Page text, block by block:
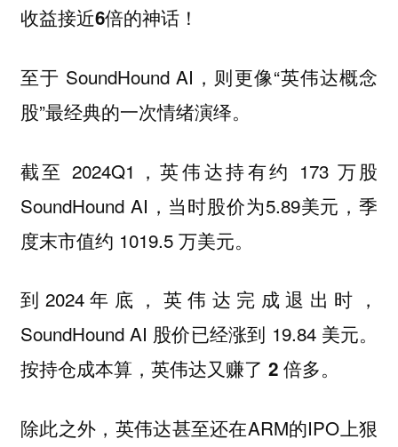
收益接近6倍的神话！
至于 SoundHound AI，则更像“英伟达概念
股”最经典的一次情绪演绎。
截至 2024Q1，英伟达持有约 173 万股
SoundHound AI，当时股价为5.89美元，季
度末市值约 1019.5 万美元。
到2024年底，英伟达完成退出时，
SoundHound AI 股价已经涨到 19.84 美元。
按持仓成本算，英伟达又赚了 2 倍多。
除此之外，英伟达甚至还在ARM的IPO上狠